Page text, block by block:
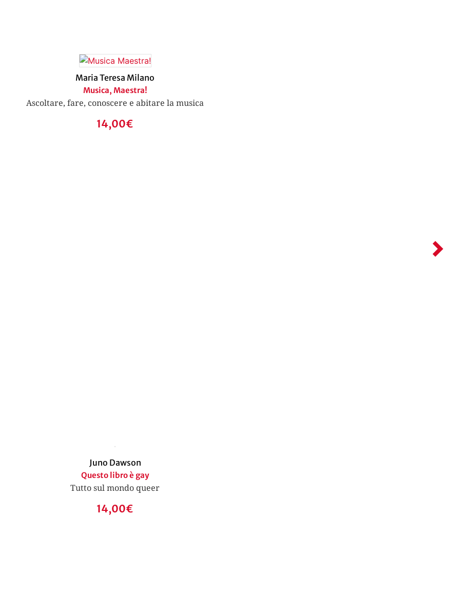
Maria Teresa Milano
Musica, Maestra!
Ascoltare, fare, conoscere e abitare la musica
14,00€
Juno Dawson
Questo libro è gay
Tutto sul mondo queer
14,00€